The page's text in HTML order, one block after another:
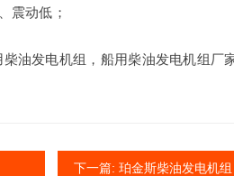
震动低；
油发电机组，船用柴油发电机组厂
下一篇: 珀金斯柴油发电机组